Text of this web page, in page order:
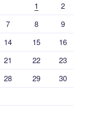
1
2
7 8
9
14 15
16
21 22
23
28 29
30